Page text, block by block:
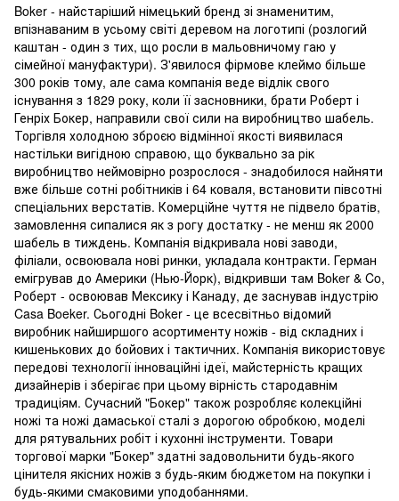
Boker - найстаріший німецький бренд зі знаменитим,
впізнаваним в усьому світі деревом на логотипі (розлогий
каштан - один з тих, що росли в мальовничому гаю у
сімейної мануфактури). З'явилося фірмове клеймо більше
300 років тому, але сама компанія веде відлік свого
існування з 1829 року, коли її засновники, брати Роберт і
Генріх Бокер, направили свої сили на виробництво шабель.
Торгівля холодною зброєю відмінної якості виявилася
настільки вигідною справою, що буквально за рік
виробництво неймовірно розрослося - знадобилося найняти
вже більше сотні робітників і 64 коваля, встановити півсотні
спеціальних верстатів. Комерційне чуття не підвело братів,
замовлення сипалися як з рогу достатку - не менш як 2000
шабель в тиждень. Компанія відкривала нові заводи,
філіали, освоювала нові ринки, укладала контракти. Герман
емігрував до Америки (Нью-Йорк), відкривши там Boker & Co,
Роберт - освоював Мексику і Канаду, де заснував індустрію
Casa Boeker. Сьогодні Boker - це всесвітньо відомий
виробник найширшого асортименту ножів - від складних і
кишенькових до бойових і тактичних. Компанія використовує
передові технології інноваційні ідеї, майстерність кращих
дизайнерів і зберігає при цьому вірність стародавнім
традиціям. Сучасний "Бокер" також розробляє колекційні
ножі та ножі дамаської сталі з дорогою обробкою, моделі
для рятувальних робіт і кухонні інструменти. Товари
торгової марки "Бокер" здатні задовольнити будь-якого
цінителя якісних ножів з будь-яким бюджетом на покупки і
будь-якими смаковими уподобаннями.